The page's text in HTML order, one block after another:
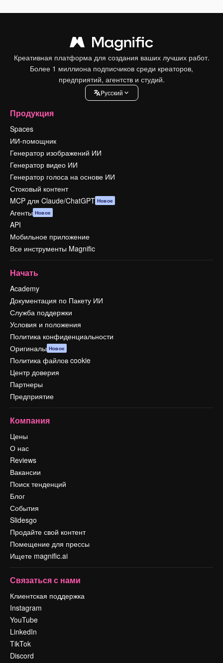
Креативная платформа для создания ваших лучших работ.
Более 1 миллиона подписчиков среди креаторов,
предприятий, агентств и студий.
Pусский
Продукция
Spaces
ИИ-помощник
Генератор изображений ИИ
Генератор видео ИИ
Генератор голоса на основе ИИ
Стоковый контент
MCP для Claude/ChatGPT Новое
Агенты Новое
API
Мобильное приложение
Все инструменты Magnific
Начать
Academy
Документация по Пакету ИИ
Служба поддержки
Условия и положения
Политика конфиденциальности
Оригиналы Новое
Политика файлов cookie
Центр доверия
Партнеры
Предприятие
Компания
Цены
О нас
Reviews
Вакансии
Поиск тенденций
Блог
События
Slidesgo
Продайте свой контент
Помещение для прессы
Ищете magnific.ai
Связаться с нами
Клиентская поддержка
Instagram
YouTube
LinkedIn
TikTok
Discord